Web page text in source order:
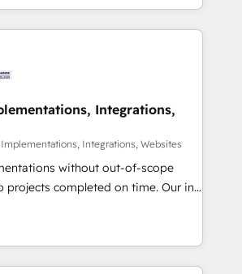
HubSpot.
GTM and RevOps challenges.
🔹 Migrations:
to HubSpot without data loss or
to drive revenue efficiency. 🔹
HubSpot with your tech stack
Build
ISO 27001 certified, reinforcing
to data security and compliance. At
Integrations,
Integrations, Websites
without out-of-scope
completed on time. Our in-
CRM architects, experts,
and marketers handles all
global clients ✨
from 15+ different CRMs